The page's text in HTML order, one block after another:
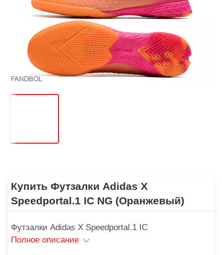
Купить Футзалки Аdidas X
Speedportal.1 IC NG (Оранжевый)
Футзалки Аdidas X Speedportal.1 IC
Полное описание